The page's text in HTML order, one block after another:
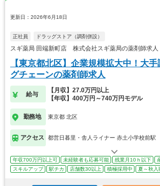
更新日：2026年6月18日
正社員 ドラッグストア（調剤併設）
スギ薬局 田端新町店 株式会社スギ薬局の薬剤師求人
【東京都北区】企業規模拡大中！大
グチェーンの薬剤師求人
給与
【月収】27.0万円以上
【年収】400万円～740万円モデル
勤務地 東京都 北区
アクセス 都営日暮里・舎人ライナー 赤土小学校前駅
年収700万円以上可 未経験者も応募可能 残業月10ｈ以下
スキルアップ
駅チカ 店舗数30以上 積極採用中 夏～秋入